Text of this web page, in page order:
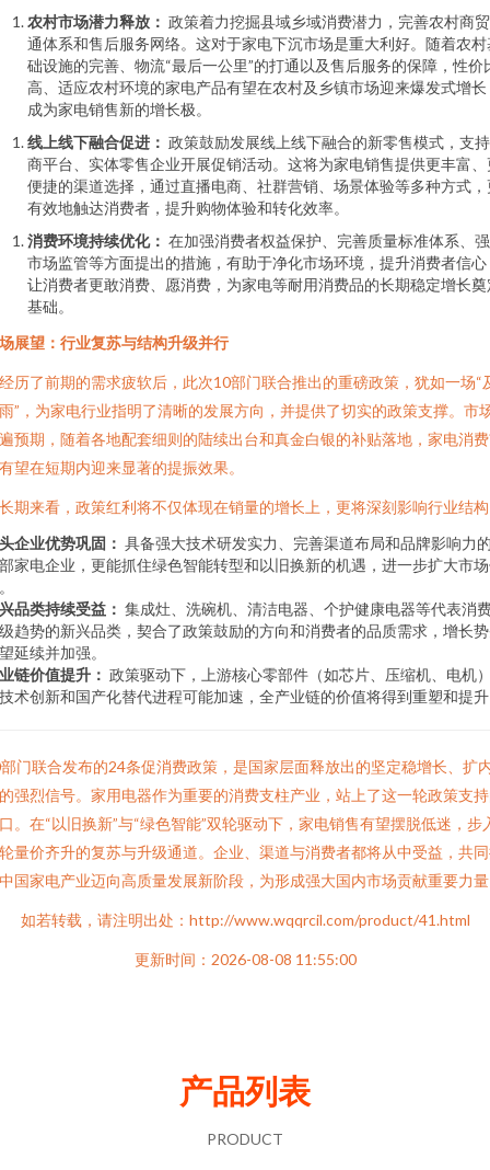
农村市场潜力释放： 政策着力挖掘县域乡域消费潜力，完善农村商
通体系和售后服务网络。这对于家电下沉市场是重大利好。随着农村
础设施的完善、物流“最后一公里”的打通以及售后服务的保障，性价
高、适应农村环境的家电产品有望在农村及乡镇市场迎来爆发式增长
成为家电销售新的增长极。
线上线下融合促进： 政策鼓励发展线上线下融合的新零售模式，支
商平台、实体零售企业开展促销活动。这将为家电销售提供更丰富、
便捷的渠道选择，通过直播电商、社群营销、场景体验等多种方式，
有效地触达消费者，提升购物体验和转化效率。
消费环境持续优化： 在加强消费者权益保护、完善质量标准体系、
市场监管等方面提出的措施，有助于净化市场环境，提升消费者信心
让消费者更敢消费、愿消费，为家电等耐用消费品的长期稳定增长奠
基础。
展望：行业复苏与结构升级并行
历了前期的需求疲软后，此次10部门联合推出的重磅政策，犹如一场“
”，为家电行业指明了清晰的发展方向，并提供了切实的政策支撑。市
预期，随着各地配套细则的陆续出台和真金白银的补贴落地，家电消
望在短期内迎来显著的提振效果。
期来看，政策红利将不仅体现在销量的增长上，更将深刻影响行业结
企业优势巩固： 具备强大技术研发实力、完善渠道布局和品牌影响力
家电企业，更能抓住绿色智能转型和以旧换新的机遇，进一步扩大市
品类持续受益： 集成灶、洗碗机、清洁电器、个护健康电器等代表消
趋势的新兴品类，契合了政策鼓励的方向和消费者的品质需求，增长
延续并加强。
链价值提升： 政策驱动下，上游核心零部件（如芯片、压缩机、电机
术创新和国产化替代进程可能加速，全产业链的价值将得到重塑和提
门联合发布的24条促消费政策，是国家层面释放出的坚定稳增长、扩
强烈信号。家用电器作为重要的消费支柱产业，站上了这一轮政策支
。在“以旧换新”与“绿色智能”双轮驱动下，家电销售有望摆脱低迷，步
量价齐升的复苏与升级通道。企业、渠道与消费者都将从中受益，共
国家电产业迈向高质量发展新阶段，为形成强大国内市场贡献重要力
如若转载，请注明出处：http://www.wqqrcil.com/product/41.html
更新时间：2026-08-08 11:55:00
产品列表
PRODUCT